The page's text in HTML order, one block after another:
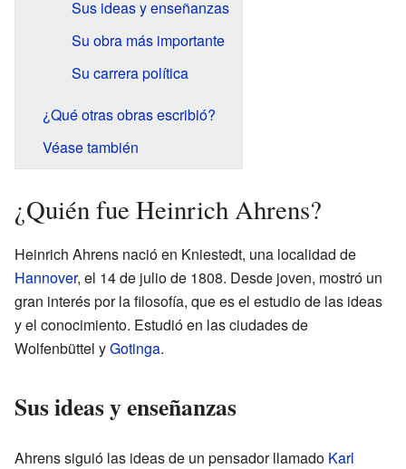
Sus ideas y enseñanzas
Su obra más importante
Su carrera política
¿Qué otras obras escribió?
Véase también
¿Quién fue Heinrich Ahrens?
Heinrich Ahrens nació en Kniestedt, una localidad de
Hannover, el 14 de julio de 1808. Desde joven, mostró un
gran interés por la filosofía, que es el estudio de las ideas
y el conocimiento. Estudió en las ciudades de
Wolfenbüttel yGotinga.
Sus ideas y enseñanzas
Ahrens siguió las ideas de un pensador llamado Karl